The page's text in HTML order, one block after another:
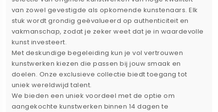
van zowel gevestigde als opkomende kunstenaars. Elk
stuk wordt grondig geëvalueerd op authenticiteit en
vakmanschap, zodat je zeker weet dat je in waardevolle
kunst investeert.
Met deskundige begeleiding kun je vol vertrouwen
kunstwerken kiezen die passen bij jouw smaak en
doelen. Onze exclusieve collectie biedt toegang tot
uniek wereldwijd talent.
We bieden een uniek voordeel met de optie om
aangekochte kunstwerken binnen 14 dagen te